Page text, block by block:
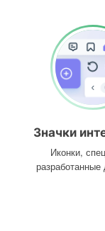
Значки
Иконки,